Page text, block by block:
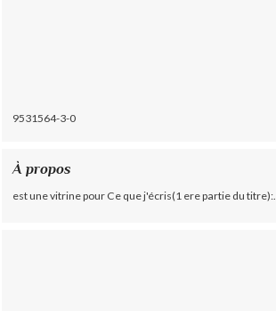
9531564-3-0
À propos
est une vitrine pour Ce que j'écris(1 ere partie du titre):...